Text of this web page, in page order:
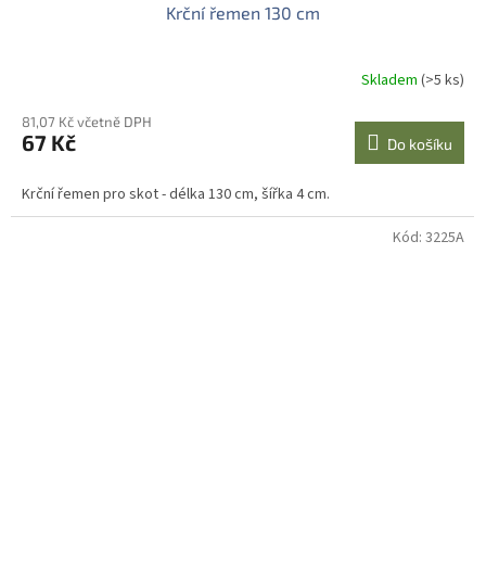
Krční řemen 130 cm
Skladem (>5 ks)
81,07 Kč včetně DPH
67 Kč Do košíku
Krční řemen pro skot - délka 130 cm, šířka 4 cm.
Kód: 3225A